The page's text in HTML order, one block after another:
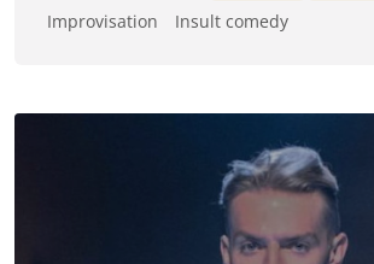
Improvisation
Insult comedy